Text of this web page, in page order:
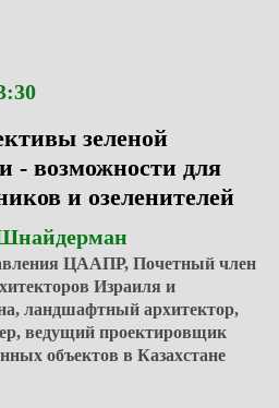
зеленой
- возможности для
и озеленителей
ЦААПР, Почетный член
Израиля и
ландшафтный архитектор,
ведущий проектировщик
объектов в Казахстане